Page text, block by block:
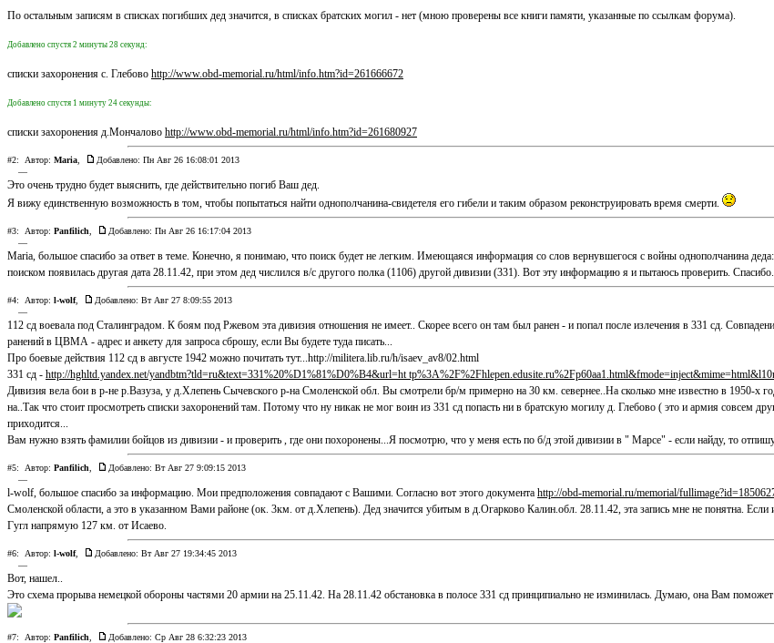
По остальным записям в списках погибших дед значится, в списках братских могил - нет (мною проверены все книги памяти, указанные по ссылкам форума).
Добавлено спустя 2 минуты 28 секунд:
списки захоронения с. Глебово http://www.obd-memorial.ru/html/info.htm?id=261666672
Добавлено спустя 1 минуту 24 секунды:
списки захоронения д.Мончалово http://www.obd-memorial.ru/html/info.htm?id=261680927
#2: Автор: Maria
Добавлено: Пн Авг 26 16:08:01 2013
—
Это очень трудно будет выяснить, где действительно погиб Ваш дед.
Я вижу единственную возможность в том, чтобы попытаться найти однополчанина-свидетеля его гибели и таким образом реконструировать время смерти.
#3: Автор: Panfilich
Добавлено: Пн Авг 26 16:17:04 2013
—
Maria, большое спасибо за ответ в теме. Конечно, я понимаю, что поиск будет не легким. Имеющаяся информация со слов вернувшегося с войны однополчанина
поиском появилась другая дата 28.11.42, при этом дед числился в/с другого полка (1106) другой дивизии (331). Вот эту информацию я и пытаюсь проверить. Спасибо.
#4: Автор: l-wolf,
Добавлено: Вт Авг 27 8:09:55 2013
—
112 сд воевала под Сталинградом. К боям под Ржевом эта дивизия отношения не имеет.. Скорее всего он там был ранен - и попал после излечения в 331 сд.
ранений в ЦВМА - адрес и анкету для запроса сброшу, если Вы будете туда писать...
Про боевые действия 112 сд в августе 1942 можно почитать тут...http://militera.lib.ru/h/isaev_av8/02.html
331 сд - http://hghltd.yandex.net/yandbtm?tld=ru&text=331%20%D1%81%D0%B4&url=ht
Дивизия вела бои в р-не р.Вазуза, у д.Хлепень Сычевского р-на Смоленской обл. Вы смотрели бр/м примерно на 30 км. севернее..На сколько мне известно в 1950-х
на..Так что стоит просмотреть списки захоронений там. Потому что ну никак не мог воин из 331 сд попасть ни в братскую могилу д. Глебово ( это и армия совсем
приходится...
Вам нужно взять фамилии бойцов из дивизии - и проверить , где они похоронены...Я посмотрю, что у меня есть по б/д этой дивизии в " Марсе" - если найду, то
#5: Автор: Panfilich
Добавлено: Вт Авг 27 9:09:15 2013
—
l-wolf, большое спасибо за информацию. Мои предположения совпадают с Вашими. Согласно вот этого документа http://obd-memorial.ru/memorial/
Смоленской области, а это в указанном Вами районе (ок. 3км. от д.Хлепень). Дед значится убитым в д.Огарково Калин.обл. 28.11.42, эта запись мне не понятна.
Гугл напрямую 127 км. от Исаево.
#6: Автор: l-wolf,
Добавлено: Вт Авг 27 19:34:45 2013
—
Вот, нашел..
Это схема прорыва немецкой обороны частями 20 армии на 25.11.42. На 28.11.42 обстановка в полосе 331 сд принципиально не изминилась. Думаю, она Вам поможет
#7: Автор: Panfilich
Добавлено: Ср Авг 28 6:32:23 2013